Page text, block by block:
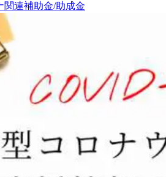
関連補助金/助成金